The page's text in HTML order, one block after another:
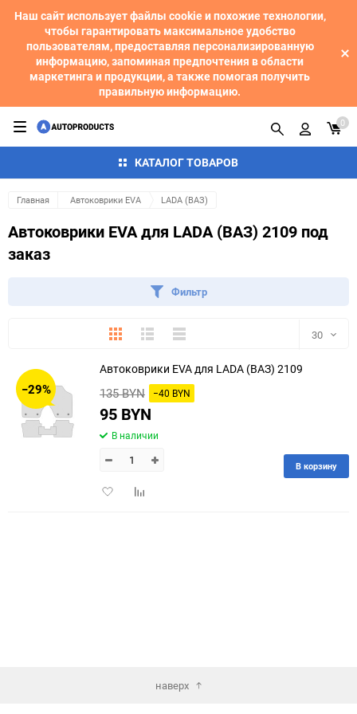
Наш сайт использует файлы cookie и похожие технологии,
чтобы гарантировать максимальное удобство
пользователям, предоставляя персонализированную
информацию, запоминая предпочтения в области
маркетинга и продукции, а также помогая получить
правильную информацию.
КАТАЛОГ ТОВАРОВ
0
Главная Автоковрики EVA LADA (ВАЗ)
Автоковрики EVA для LADA (ВАЗ) 2109 под
заказ
Фильтр
ПлиткаПодробноКомпактно 30
30
150
−29%
Автоковрики EVA для LADA (ВАЗ) 2109
135 BYN −40 BYN
95 BYN
В наличии
ДобавитьДобавить
В корзину
наверх